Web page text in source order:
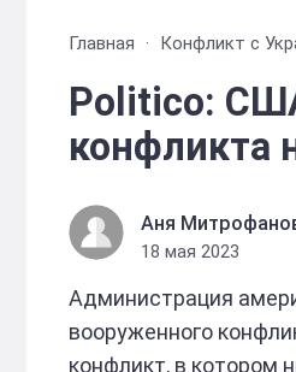
Главная Конфликт с
Politico:
конфликта
Аня
18 мая 2023
Администрация
вооруженного
конфликт, в котором